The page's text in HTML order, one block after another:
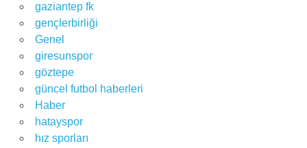
gaziantep fk
gençlerbirliği
Genel
giresunspor
göztepe
güncel futbol haberleri
Haber
hatayspor
hız sporları